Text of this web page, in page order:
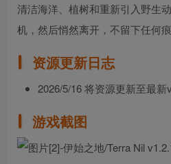
清洁海洋、植树和重新引入野生
机，然后悄然离开，不留下任何痕
资源更新日志
2026/5/16 将资源更新至最新
游戏截图